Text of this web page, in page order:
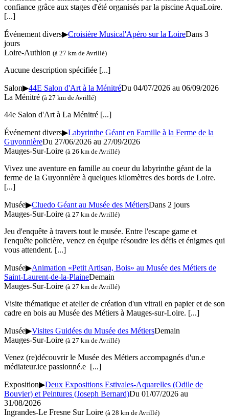
confiance grâce aux stages d'été organisés par la piscine AquaLoire.
[...]
Événement divers▶Croisière Musical'Apéro sur la LoireDans 3
jours
Loire-Authion (à 27 km de Avrillé)
Aucune description spécifiée [...]
Salon▶44E Salon d'Art à la MénitréDu 04/07/2026 au 06/09/2026
La Ménitré (à 27 km de Avrillé)
44e Salon d'Art à La Ménitré [...]
Événement divers▶Labyrinthe Géant en Famille à la Ferme de la
GuyonnièreDu 27/06/2026 au 27/09/2026
Mauges-Sur-Loire (à 26 km de Avrillé)
Vivez une aventure en famille au coeur du labyrinthe géant de la
ferme de la Guyonnière à quelques kilomètres des bords de Loire.
[...]
Musée▶Cluedo Géant au Musée des MétiersDans 2 jours
Mauges-Sur-Loire (à 27 km de Avrillé)
Jeu d'enquête à travers tout le musée. Entre l'escape game et
l'enquête policière, venez en équipe résoudre les défis et énigmes qui
vous attendent. [...]
Musée▶Animation «Petit Artisan, Bois» au Musée des Métiers de
Saint-Laurent-de-la-PlaineDemain
Mauges-Sur-Loire (à 27 km de Avrillé)
Visite thématique et atelier de création d'un vitrail en papier et de son
cadre en bois au Musée des Métiers à Mauges-sur-Loire. [...]
Musée▶Visites Guidées du Musée des MétiersDemain
Mauges-Sur-Loire (à 27 km de Avrillé)
Venez (re)découvrir le Musée des Métiers accompagnés d'un.e
médiateur.ice passionné.e [...]
Exposition▶Deux Expositions Estivales-Aquarelles (Odile de
Bouvier) et Peintures (Joseph Bernard)Du 01/07/2026 au
31/08/2026
Ingrandes-Le Fresne Sur Loire (à 28 km de Avrillé)